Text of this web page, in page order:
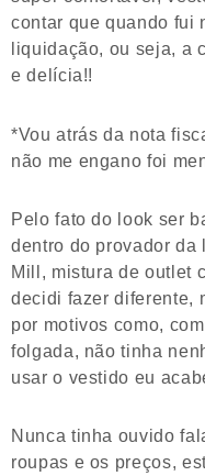
contar que quando fui
liquidação, ou seja, a
e delícia!!
*Vou atrás da nota
não me engano foi
Pelo fato do look ser
dentro do provador
Mill, mistura de outlet
decidi fazer diferente,
por motivos como,
folgada, não tinha
usar o vestido eu
Nunca tinha ouvido
roupas e os preços,